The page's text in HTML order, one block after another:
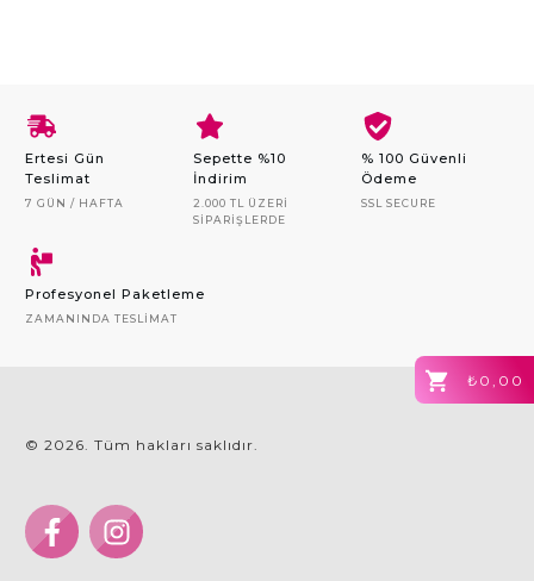
Ertesi Gün
Teslimat
7 GÜN / HAFTA
Sepette %10
İndirim
2.000 TL ÜZERI
SIPARIŞLERDE
% 100 Güvenli
Ödeme
SSL SECURE
Profesyonel Paketleme
ZAMANINDA TESLIMAT
₺0,00
© 2026. Tüm hakları saklıdır.